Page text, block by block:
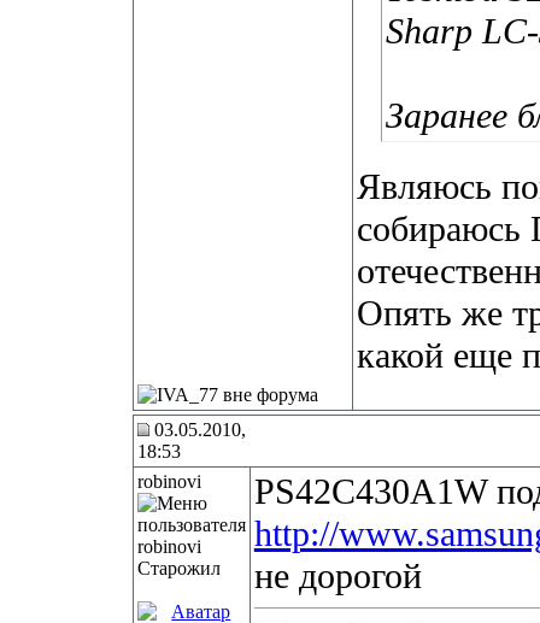
Sharp
Заранее
Являюсь
собираюсь
Опять же
какой еще
03.05.2010,
18:53
robinovi
Старожил
PS42C430A1W
http://
не дорогой